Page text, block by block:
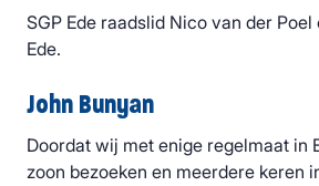
SGP Ede raadslid Nico van der
Ede.
John Bunyan
Doordat wij met enige regelmaat in
zoon bezoeken en meerdere keren